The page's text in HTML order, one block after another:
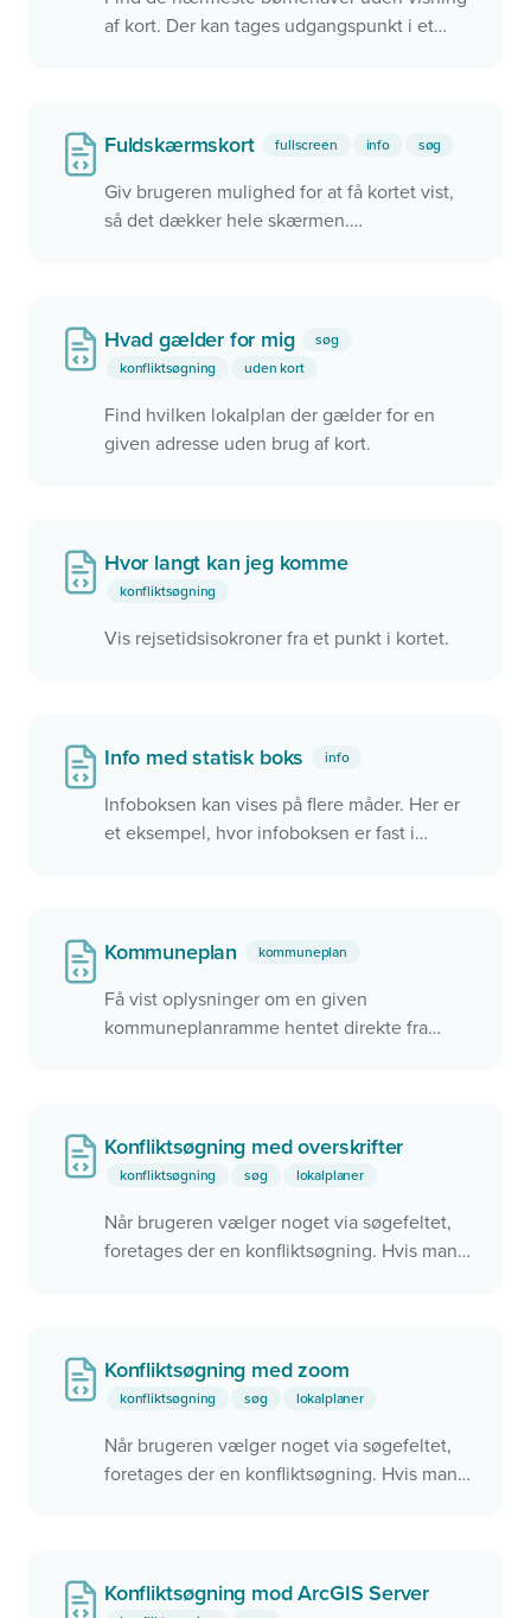
af kort. Der kan tages udgangspunkt i et
Fuldskærmskort fullscreen info søg
Giv brugeren mulighed for at få kortet vist,
så det dækker hele skærmen.
Hvad gælder for mig
søg
konfliktsøgning
uden kort
Find hvilken lokalplan der gælder for en
given adresse uden brug af kort.
Hvor langt kan jeg komme
konfliktsøgning
Vis rejsetidsisokroner fra et punkt i kortet.
Info med statisk boks info
Infoboksen kan vises på flere måder. Her er
et eksempel, hvor infoboksen er fast i
Kommuneplan kommuneplan
Få vist oplysninger om en given
kommuneplanramme hentet direkte fra
vise en hvilken som helst
kommunplanramme.
Konfliktsøgning med overskrifter
konfliktsøgning søg lokalplaner
Når brugeren vælger noget via søgefeltet,
foretages der en konfliktsøgning. Hvis man
min skole.
Konfliktsøgning med zoom
konfliktsøgning søg lokalplaner
Når brugeren vælger noget via søgefeltet,
foretages der en konfliktsøgning. Hvis man
min skole.
Konfliktsøgning mod ArcGIS Server